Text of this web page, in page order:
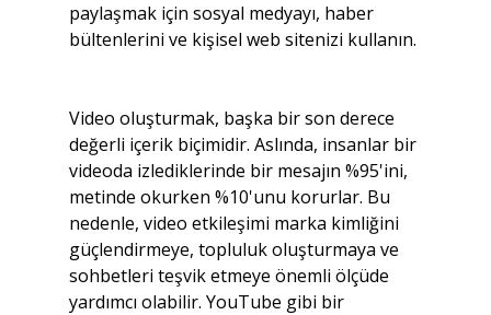
paylaşmak için sosyal medyayı, haber
bültenlerini ve kişisel web sitenizi kullanın.
Video oluşturmak, başka bir son derece
değerli içerik biçimidir. Aslında, insanlar bir
videoda izlediklerinde bir mesajın %95'ini,
metinde okurken %10'unu korurlar. Bu
nedenle, video etkileşimi marka kimliğini
güçlendirmeye, topluluk oluşturmaya ve
sohbetleri teşvik etmeye önemli ölçüde
yardımcı olabilir. YouTube gibi bir